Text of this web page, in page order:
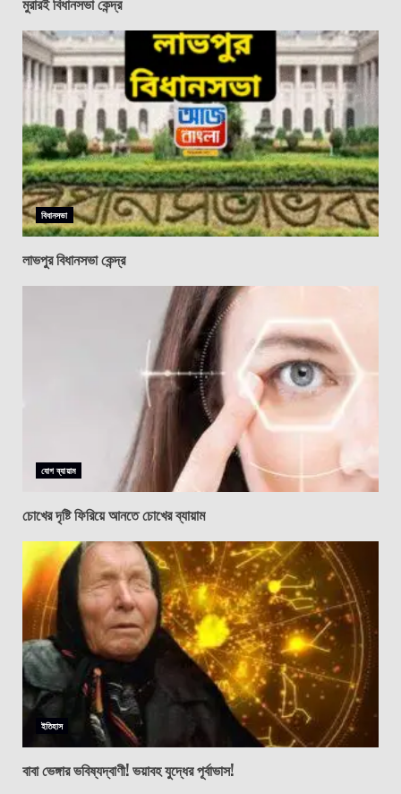
বিধানসভা
লাভপুর বিধানসভা কেন্দ্র
যোগ ব্যায়াম
চোখের দৃষ্টি ফিরিয়ে আনতে চোখের ব্যায়াম
ইতিহাস
বাবা ভেঙ্গার ভবিষ্যদ্বাণী! ভয়াবহ যুদ্ধের পূর্বাভাস!